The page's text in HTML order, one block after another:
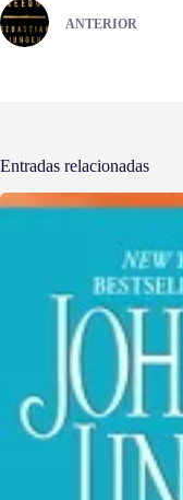
ANTERIOR
Entradas relacionadas